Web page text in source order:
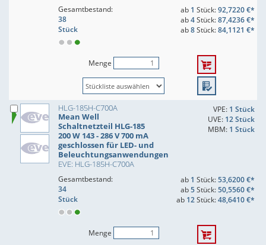
Gesamtbestand:
38
Stück
ab 1 Stück:92,7220 €*
ab4Stück:87,4236 €*
ab8Stück:84,1121 €*
Menge
HLG-185H-C700A
Mean Well
Schaltnetzteil HLG-185
200 W 143 - 286 V 700 mA
geschlossen für LED- und
Beleuchtungsanwendungen
EVE: HLG-185H-C700A
VPE: 1 Stück
UVE: 12 Stück
MBM: 1 Stück
Gesamtbestand:
34
Stück
ab 1 Stück:53,6200 €*
ab5Stück:50,5560 €*
ab 12Stück:48,6410 €*
Menge